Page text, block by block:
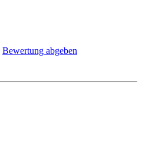
Bewertung abgeben